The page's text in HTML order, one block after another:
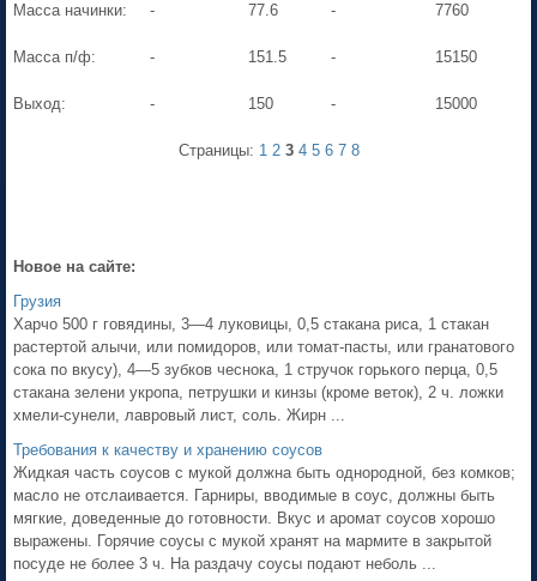
Масса начинки: - 77.6 - 7760
Масса п/ф: - 151.5 - 15150
Выход: - 150 - 15000
Страницы: 1 2 3 4 5 6 7 8
Новое на сайте:
Грузия
Харчо 500 г говядины, 3—4 луковицы, 0,5 стакана риса, 1 стакан
растертой алычи, или помидоров, или томат-пасты, или гранатового
сока по вкусу), 4—5 зубков чеснока, 1 стручок горького перца, 0,5
стакана зелени укропа, петрушки и кинзы (кроме веток), 2 ч. ложки
хмели-сунели, лавровый лист, соль. Жирн ...
Требования к качеству и хранению соусов
Жидкая часть соусов с мукой должна быть однородной, без комков;
масло не отслаивается. Гарниры, вводимые в соус, должны быть
мягкие, доведенные до готовности. Вкус и аромат соусов хорошо
выражены. Горячие соусы с мукой хранят на мармите в закрытой
посуде не более 3 ч. На раздачу соусы подают неболь ...